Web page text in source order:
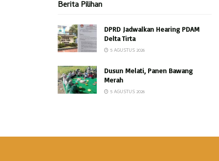
Berita Pilihan
DPRD Jadwalkan Hearing PDAM
Delta Tirta
5 AGUSTUS 2026
Dusun Melati, Panen Bawang
Merah
5 AGUSTUS 2026